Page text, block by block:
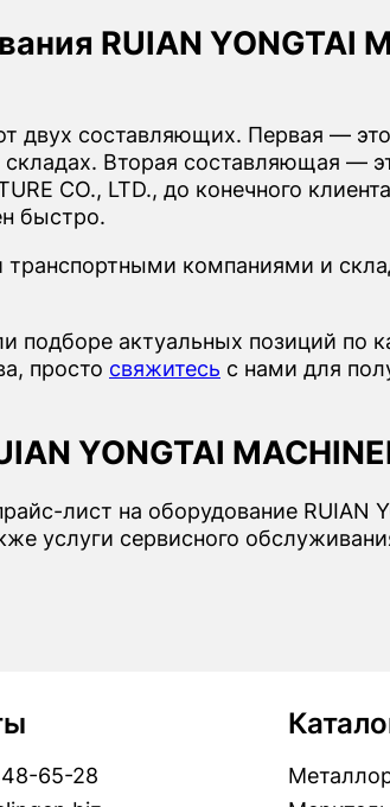
RUIAN YONGTAI
двух составляющих. Первая —
Вторая составляющая —
CO., LTD., до конечного
быстро.
компаниями и
актуальных позиций по
просто свяжитесь с нами для
YONGTAI
лист на оборудование RUIAN
услуги сервисного
65-28